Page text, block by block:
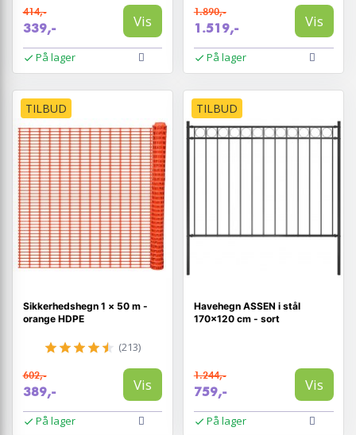
414,-
339,- Vis
På lager
1.890,-
1.519,- Vis
På lager
TILBUD
Sikkerhedshegn 1 × 50 m -
orange HDPE
(213)
602,-
389,- Vis
På lager
TILBUD
Havehegn ASSEN i stål
170×120 cm - sort
1.244,-
759,- Vis
På lager